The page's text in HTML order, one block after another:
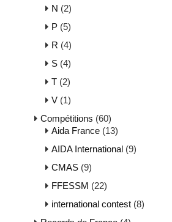
N (2)
P (5)
R (4)
S (4)
T (2)
V (1)
Compétitions (60)
Aida France (13)
AIDA International (9)
CMAS (9)
FFESSM (22)
international contest (8)